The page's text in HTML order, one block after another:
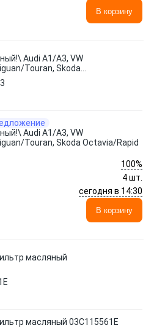
В корзину
Audi A1/A3, VW
Touran, Skoda
1.6i 06>
Audi A1/A3, VW
Touran, Skoda Octavia/Rapid
100%
4 шт.
сегодня в 14:30
В корзину
масляный
масляный 03C115561E